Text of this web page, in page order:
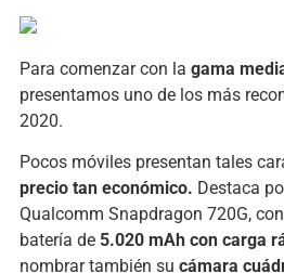
Para comenzar con la gama
presentamos uno de los más
2020.
Pocos móviles presentan tales
precio tan económico. Destaca
Qualcomm Snapdragon 720G, con
batería de 5.020 mAh con carga
nombrar también su cámara